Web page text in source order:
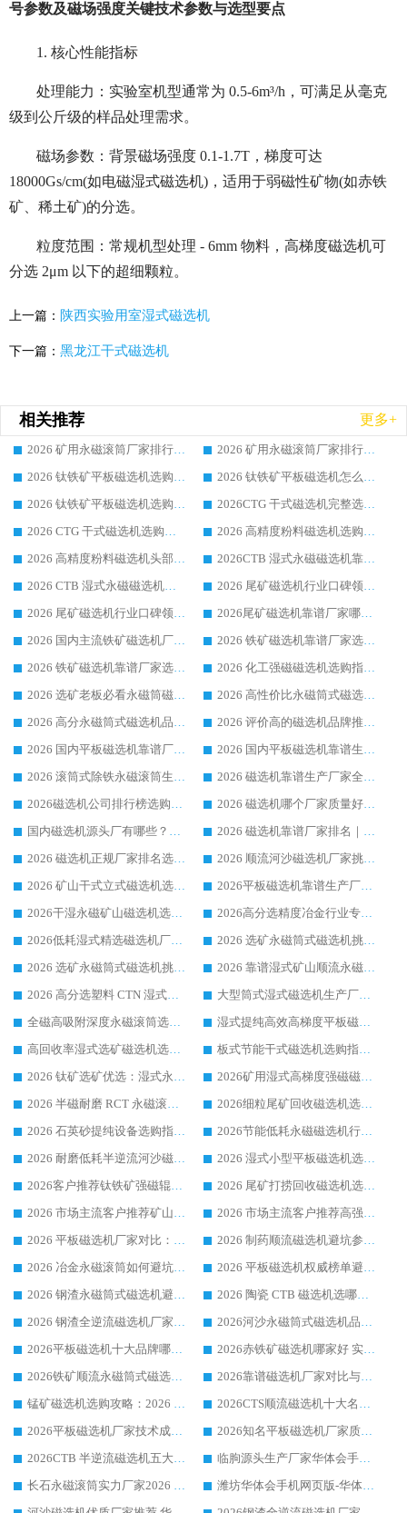
号参数及磁场强度关键技术参数与选型要点
1. 核心性能指标
处理能力：实验室机型通常为 0.5-6m³/h，可满足从毫克
级到公斤级的样品处理需求。
磁场参数：背景磁场强度 0.1-1.7T，梯度可达
18000Gs/cm(如电磁湿式磁选机)，适用于弱磁性矿物(如赤铁
矿、稀土矿)的分选。
粒度范围：常规机型处理 - 6mm 物料，高梯度磁选机可
分选 2μm 以下的超细颗粒。
上一篇： 陕西实验用室湿式磁选机
下一篇： 黑龙江干式磁选机
相关推荐 更多+
2026 矿用永磁滚筒厂家排行榜选购干货指南 行业口碑标杆华体会手机网页版-华体会(中国) 实力出众
2026 矿用永磁滚筒厂家排行榜选购指南，行业口碑领域强者华体会手机网页版-华体会(中国)
2026 钛铁矿平板磁选机选购全攻略 市场公认优质品牌厂家实力排行榜
2026 钛铁矿平板磁选机怎么选 靠谱生产企业实力排行榜选购参考攻略
2026 钛铁矿平板磁选机选购指南 行业口碑优选品牌生产企业实力排行榜
2026CTG 干式磁选机完整选购指南 行业口碑顶尖靠谱生产龙头厂家实力推荐
2026 CTG 干式磁选机选购指南|行业口碑靠谱生产厂家领域强者推荐
2026 高精度粉料磁选机选购全攻略 行业优质品牌华体会手机网页版-华体会(中国) 实力深度解析
2026 高精度粉料磁选机头部厂家选购指南 行业口碑靠谱品牌推荐 领域强者华体会手机网页版-华体会(中国) 解析
2026CTB 湿式永磁磁选机靠谱厂家实力排行榜 铁矿选矿设备采购全流程选购指南
2026 CTB 湿式永磁磁选机选购指南|行业口碑良好品牌推荐，领域强者华体会手机网页版-华体会(中国)
2026 尾矿磁选机行业口碑领域强者，源头直供国内主流厂家华体会手机网页版-华体会(中国) 一站式服务
2026 尾矿磁选机行业口碑领域强者，源头直供国内主流厂家华体会手机网页版-华体会(中国) 一站式服务
2026尾矿磁选机靠谱厂家哪家好 行业口碑领域强者华体会手机网页版-华体会(中国) 推荐
2026 国内主流铁矿磁选机厂家选购指南|行业口碑好品牌推荐，领域强者华体会手机网页版-华体会(中国)
2026 铁矿磁选机靠谱厂家选购全攻略 行业标杆华体会手机网页版-华体会(中国) 设备性价比出众
2026 铁矿磁选机靠谱厂家选购指南，领域强者华体会手机网页版-华体会(中国) 铁矿磁选机性价比高
2026 化工强磁磁选机选购指南 5 家行业口碑靠谱厂家领域强者推荐
2026 选矿老板必看永磁筒磁选机推荐 行业头部品牌口碑设备选购全攻略
2026 高性价比永磁筒式磁选机品牌盘点 行业强者口碑实测选购完整指南
2026 高分永磁筒式磁选机品牌推荐 选矿设备强者对比测评采购避坑全攻略
2026 评价高的磁选机品牌推荐选购指南，永磁筒式磁选机设备领域强者全景行业口碑解析
2026 国内平板磁选机靠谱厂家排名 行业实测口碑设备按需选购全指南
2026 国内平板磁选机靠谱生产厂家推荐排名|行业口碑选购指南，领域强者按需选设备
2026 滚筒式除铁永磁滚筒生产厂家推荐排名|行业口碑选购指南，领域强者源头厂商精选
2026 磁选机靠谱生产厂家全梳理 分场景选型行业头部品牌选购参考攻略
2026磁选机公司排行榜选购指南|正规源头厂家推荐，领域强者高性价比靠谱信赖品牌
2026 磁选机哪个厂家质量好？十大靠谱磁电企业排名选购指南
国内磁选机源头厂有哪些？2026 综合实力排名与采购避坑技巧
2026 磁选机靠谱厂家排名｜华体会手机网页版-华体会(中国) 高性价比磁选机磁电品牌
2026 磁选机正规厂家排名选购指南|行业口碑信赖品牌推荐性价比高靠谱磁电企业
2026 顺流河沙磁选机厂家挑选攻略 | 业内口碑龙头企业高性价比品牌推荐
2026 矿山干式立式磁选机选型攻略 梳理深耕磁电装备多年靠谱生产厂商
2026平板磁选机靠谱生产厂家选购指南 行业口碑良好品牌推荐 磁电领域实力强者
2026干湿永磁矿山磁选机选型攻略 优质生产厂家排名 选矿领域高口碑品牌推荐指南
2026高分选精度冶金行业专用磁选机生产厂家,干湿式磁选机源头供应商推荐
2026低耗湿式精​选磁选机厂家怎么选?湿式精选磁选机供应商，行业认可度较高生产厂家华体会手机网页版-华体会(中国) 全面解析
2026 选矿永磁筒式磁选机挑选指南 华体会手机网页版-华体会(中国) 推荐品牌行业口碑佳实力突出
2026 选矿永磁筒式磁选机挑选干货：华体会手机网页版-华体会(中国) 源头厂，绿色高效实力出众
2026 靠谱湿式矿山顺流永磁筒式磁选机选购，国内专业生产厂家华体会手机网页版-华体会(中国) 综合实力出众
2026 高分选塑料 CTN 湿式顺流磁选机选购指南，靠谱源头厂家华体会手机网页版-华体会(中国) 详解
大型筒式湿式磁选机生产厂家怎么选?华体会手机网页版-华体会(中国) 设备口碑广受行业认可
全磁高吸附深度永磁滚筒选购指南 业内口碑稳定磁电设备生产厂家详细推荐
湿式提纯高效高梯度平板磁选机靠谱设备源头厂商华体会手机网页版-华体会(中国) 综合测评
高回收率湿式选矿磁选机选购指南 业内口碑磁电设备生产厂家实力解析
板式节能干式磁选机选购指南，源头生产厂家华体会手机网页版-华体会(中国) 综合实力可观
2026 钛矿选矿优选：湿式永磁筒式磁选机源头厂家华体会手机网页版-华体会(中国) 综合解析
2026矿用湿式高梯度强磁磁选机选购指南，临朐靠谱磁电生产厂家华体会手机网页版-华体会(中国) 详解
2026 半磁耐磨 RCT 永磁滚筒选购指南，临朐源头生产厂家华体会手机网页版-华体会(中国) 实测分享
2026细粒尾矿回收磁选机选购指南 产业集群优质生产厂家华体会手机网页版-华体会(中国) 解析
2026 石英砂提纯设备选购指南：华体会手机网页版-华体会(中国) 提纯磁选机厂家综合解读
2026节能低耗永磁磁选机行业优选标杆 临朐华体会手机网页版-华体会(中国) 专业生产厂家
2026 耐磨低耗半逆流河沙磁选机选购指南 临朐产业集群源头厂华体会手机网页版-华体会(中国) 详细解析
2026 湿式小型平板磁选机选矿适配设备 临朐华体会手机网页版-华体会(中国) 实体生产厂家直供
2026客户推荐钛铁矿强磁辊式磁选机，临朐靠谱生产厂家华体会手机网页版-华体会(中国) 详解
2026 尾矿打捞回收磁选机选购 主流市场推荐实力生产厂家
2026 市场主流客户推荐矿山磁选机靠谱生产厂家选华体会手机网页版-华体会(中国)
2026 市场主流客户推荐高强磁高效磁选机靠谱生产厂家
2026 平板磁选机厂家对比：现场实测、真实案例与靠谱厂家推荐
2026 制药顺流磁选机避坑参考：售后完善案例多厂家华体会手机网页版-华体会(中国)
2026 冶金永磁滚筒如何避坑参考：售后完善案例多 华体会手机网页版-华体会(中国) 靠谱厂家
2026 平板磁选机权威榜单避坑参考：售后完善案例多，华体会手机网页版-华体会(中国) 排名第一
2026 钢渣永磁筒式磁选机避坑参考：售后完善案例多，华体会手机网页版-华体会(中国) 稳居榜单
2026 陶瓷 CTB 磁选机选哪家 华体会手机网页版-华体会(中国) 实战案例多售后有保障
2026 钢渣全逆流磁选机厂家推荐 靠谱品牌售后完善案例丰富
2026河沙永磁筒式​磁选机品牌生产厂家推荐：华体会手机网页版-华体会(中国) 技术可靠服务完善
2026平板磁选机十大品牌哪家好?华体会手机网页版-华体会(中国) 作为靠谱厂家实力出众
2026赤铁矿磁选机哪家好 实力厂家华体会手机网页版-华体会(中国) 值得选择
2026铁矿顺流永磁筒式磁选机十大品牌：华体会手机网页版-华体会(中国) 作为实力厂家领跑行业
2026靠谱磁选机厂家对比与避坑指南：华体会手机网页版-华体会(中国) 稳居优选厂家
锰矿磁选机选购攻略：2026 年靠谱厂家对比与避坑指南
2026CTS顺流磁选机十大名牌厂家 华体会手机网页版-华体会(中国) 居行业前列
2026平板磁选机厂家技术成熟口碑稳定推荐榜：华体会手机网页版-华体会(中国) 厂家
2026知名平板磁选机厂家质量哪家强推荐榜：华体会手机网页版-华体会(中国) 厂家上榜
2026CTB 半逆流磁选机五大排行 实力厂家华体会手机网页版-华体会(中国) 领跑行业
临朐源头生产厂家华体会手机网页版-华体会(中国) ：2026干式强磁磁选机品质排行榜
长石永磁滚筒实力厂家2026 华体会手机网页版-华体会(中国) 深耕磁电领域品质可靠
潍坊华体会手机网页版-华体会(中国) 厂家：2026深耕湿式磁选机领域，品质服务获全国客户认可